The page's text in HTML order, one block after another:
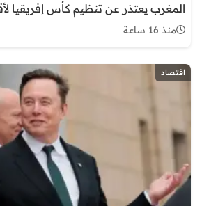
المغرب يعتذر عن تنظيم كأس إفريقيا لأقل
منذ 16 ساعة
اقتصاد